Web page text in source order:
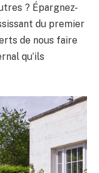
? Épargnez-
du premier
de nous faire
qu’ils